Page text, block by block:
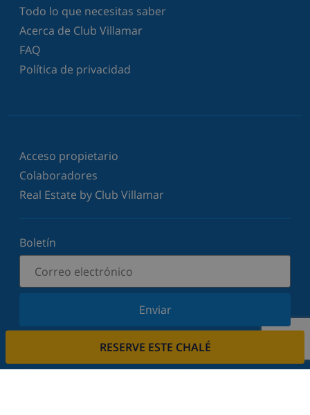
RESERVE ESTE CHALÉ
Todo lo que necesitas saber
Acerca de Club Villamar
FAQ
Política de privacidad
Acceso propietario
Colaboradores
Real Estate by Club Villamar
Boletín
Enviar
Suscríbase a nuestro boletín y manténgase
ofertas. Respetamos su privacidad.